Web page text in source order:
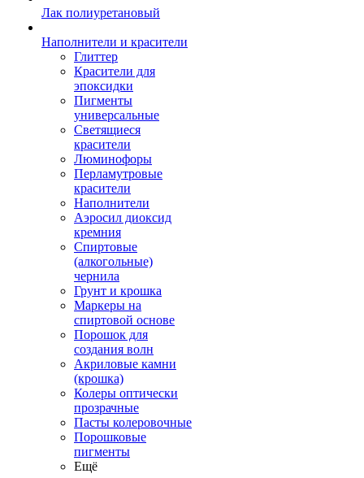
Лак полиуретановый
Наполнители и красители
Глиттер
Красители для
эпоксидки
Пигменты
универсальные
Светящиеся
красители
Люминофоры
Перламутровые
красители
Наполнители
Аэросил диоксид
кремния
Спиртовые
(алкогольные)
чернила
Грунт и крошка
Маркеры на
спиртовой основе
Порошок для
создания волн
Акриловые камни
(крошка)
Колеры оптически
прозрачные
Пасты колеровочные
Порошковые
пигменты
Ещё